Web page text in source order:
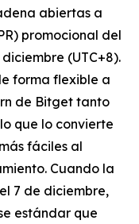
abiertas a
promocional del
(UTC+8).
forma flexible a
de Bitget tanto
que lo convierte
fáciles al
Cuando la
7 de diciembre,
estándar que